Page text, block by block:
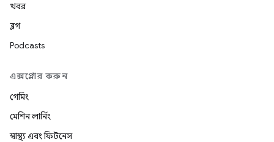
খবর
ব্লগ
Podcasts
এক্সপ্লোর করুন
গেমিং
মেশিন লার্নিং
স্বাস্থ্য এবং ফিটনেস